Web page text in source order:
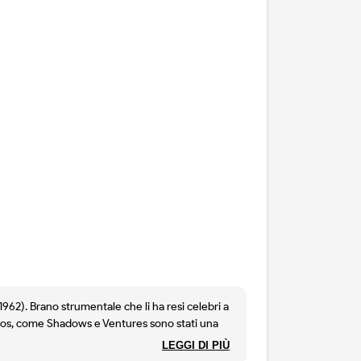
Brano strumentale che li ha resi celebri a
come Shadows e Ventures sono stati una
LEGGI DI PIÙ